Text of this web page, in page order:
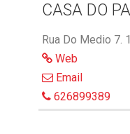
CASA DO
Rua Do Medio 7.
Web
Email
626899389